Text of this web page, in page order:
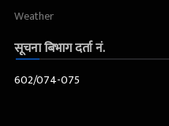
Weather
सूचना बिभाग दर्ता नं.
602/074-075